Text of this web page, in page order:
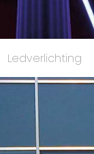
Ledverlichting